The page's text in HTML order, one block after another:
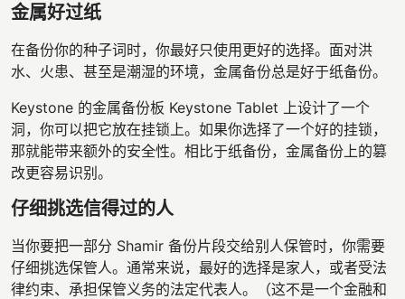
金属好过纸
在备份你的种子词时，你最好只使用更好的选择。面对洪
水、火患、甚至是潮湿的环境，金属备份总是好于纸备份。
Keystone 的金属备份板 Keystone Tablet 上设计了一个
洞，你可以把它放在挂锁上。如果你选择了一个好的挂锁，
那就能带来额外的安全性。相比于纸备份，金属备份上的篡
改更容易识别。
仔细挑选信得过的人
当你要把一部分 Shamir 备份片段交给别人保管时，你需要
仔细挑选保管人。通常来说，最好的选择是家人，或者受法
律约束、承担保管义务的法定代表人。（这不是一个金融和